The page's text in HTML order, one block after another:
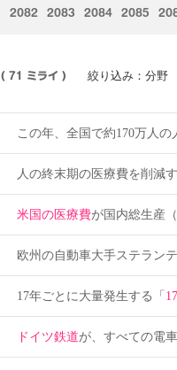
2082 2083 2084 2085
( 71 ミライ ) 絞り込み：分野
この年、全国で約170万人の
人の終末期の医療費を削減
米国の医療費が国内総生産
欧州の自動車大手ステランテ
17年ごとに大量発生する「
ドイツ鉄道が、すべての電